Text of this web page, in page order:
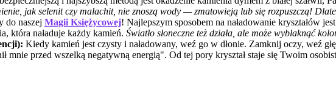
jak selenit czy malachit, nie znoszą wody — zmatowieją lub się rozpuszczą!
do naszej Magii Księżycowej! Najlepszym sposobem na naładowanie kryształów
która naładuje każdy kamień. Światło słoneczne też działa, ale może wyblaknąć
Kiedy kamień jest czysty i naładowany, weź go w dłonie. Zamknij oczy, weź
mnie przed wszelką negatywną energią". Od tej pory kryształ staje się Twoim